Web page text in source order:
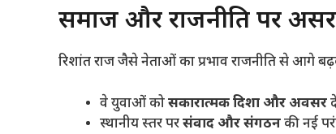
समाज और राजनीति पर असर
रिशांत राज जैसे नेताओं का प्रभाव राजनीति से आगे
वे युवाओं कोसकारात्मक दिशा और अवसर
स्थानीय स्तर परसंवाद और संगठनकी नई